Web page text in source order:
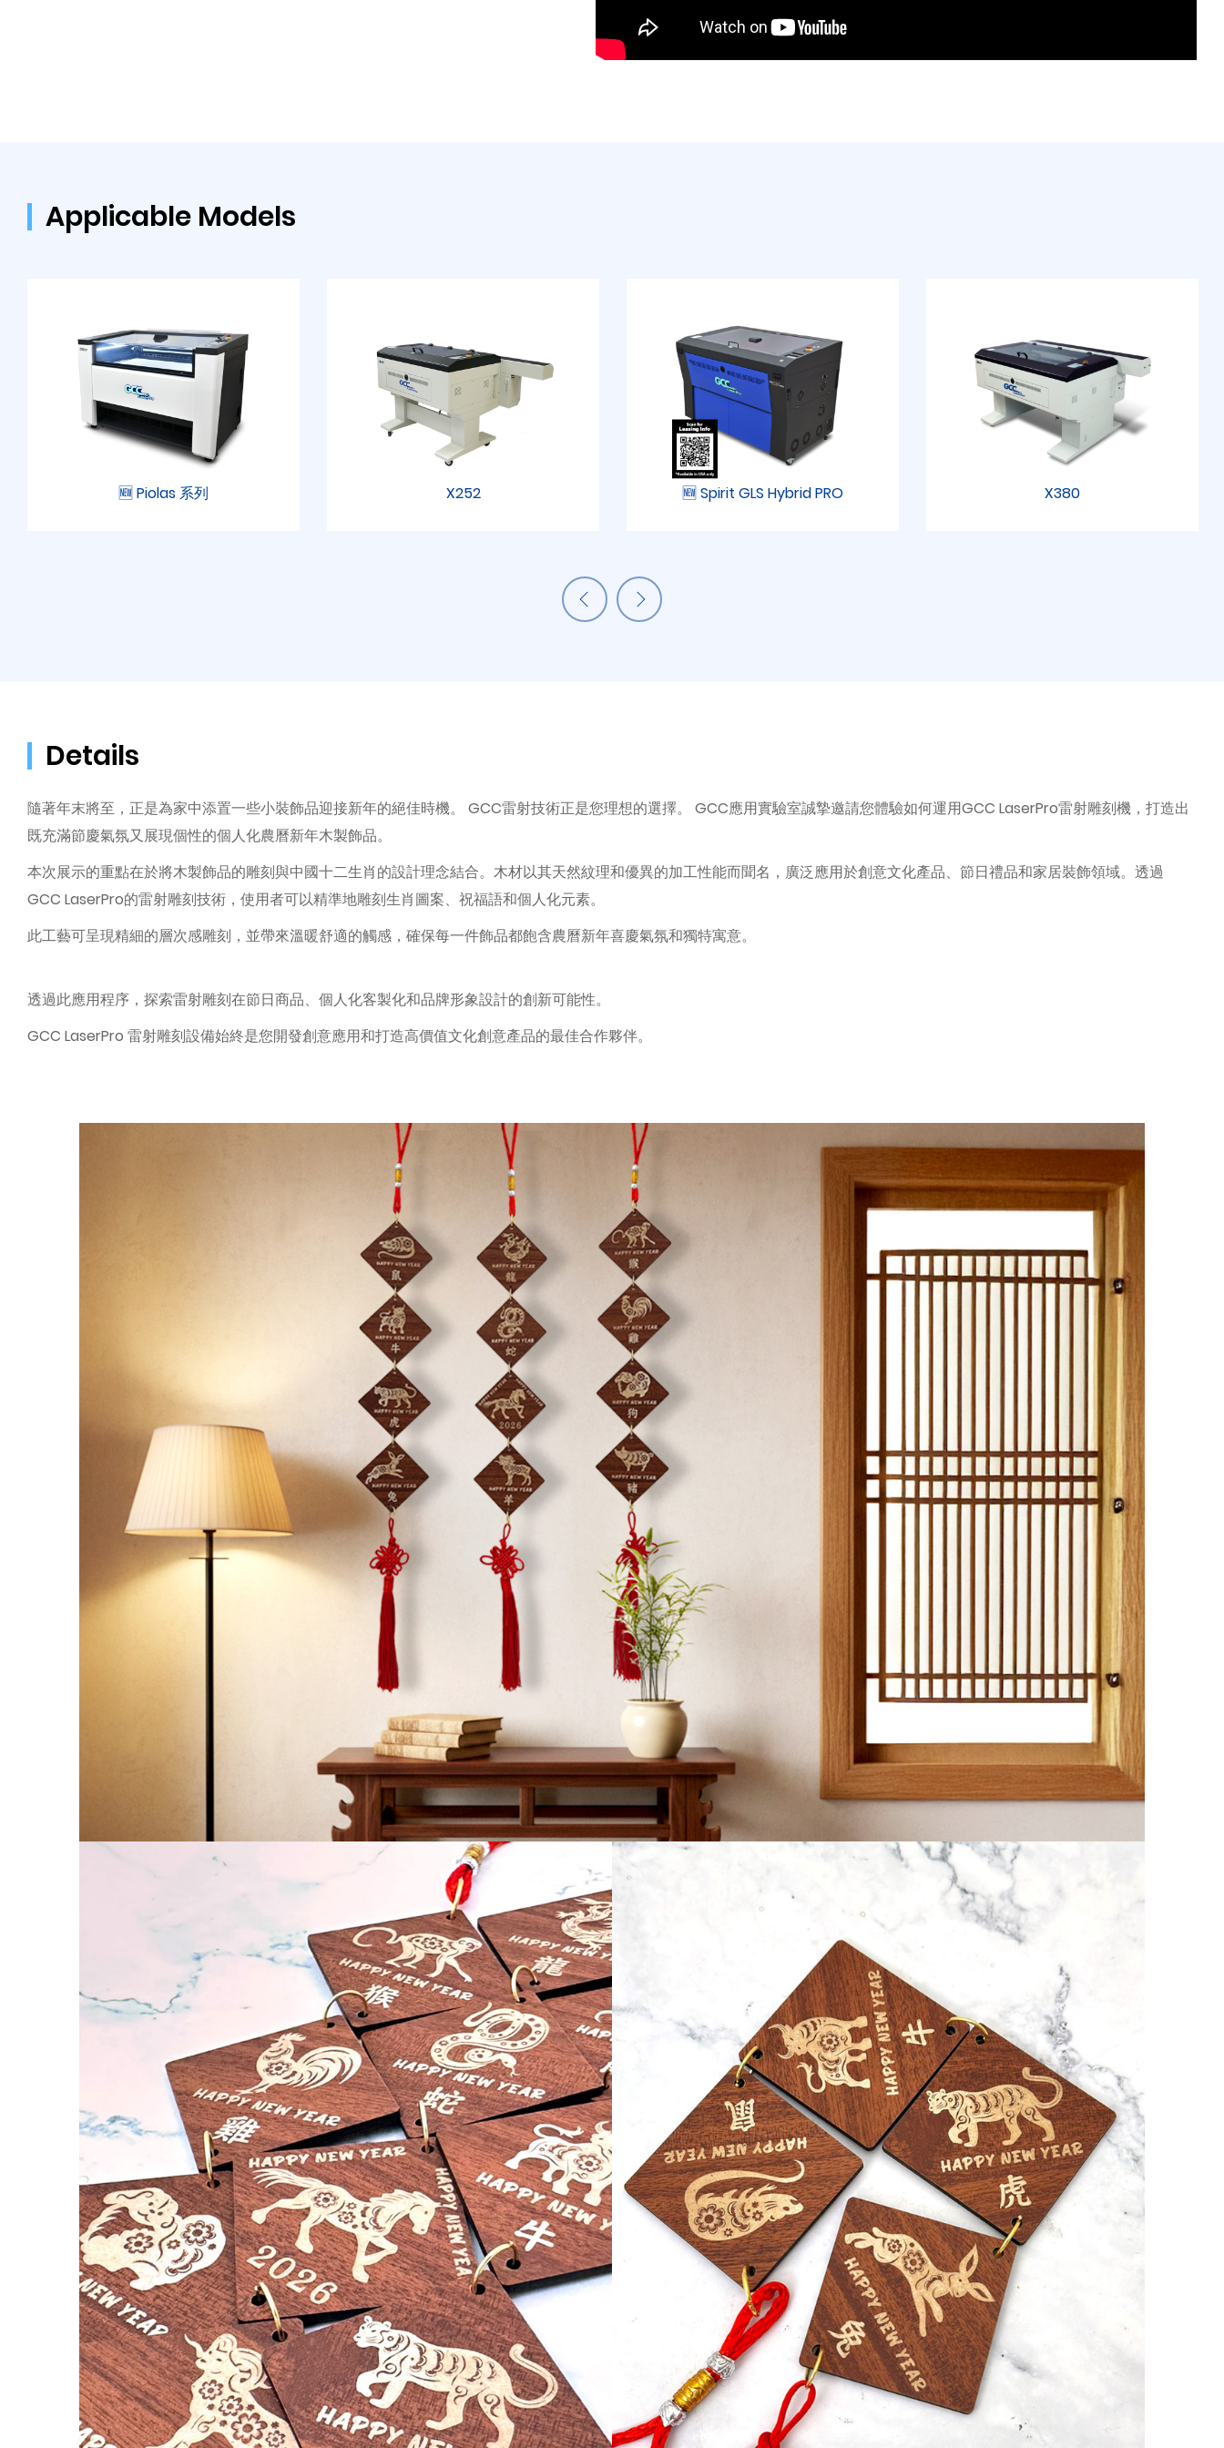
Applicable Models
🆕 Piolas 系列 X252 🆕 Spirit GLS Hybrid PRO X380
Details
隨著年末將至，正是為家中添置一些小裝飾品迎接新年的絕佳時機。 GCC雷射技術正是您理想的選​​擇。 GCC應用實驗室誠摯邀請您體驗如何運用GCC LaserPro雷射雕刻機，打造出
既充滿節慶氣氛又展現個性的個人化農曆新年木製飾品。
本次展示的重點在於將木製飾品的雕刻與中國十二生肖的設計理念結合。木材以其天然紋理和優異的加工性能而聞名，廣泛應用於創意文化產品、節日禮品和家居裝飾領域。透過
GCC LaserPro的雷射雕刻技術，使用者可以精準地雕刻生肖圖案、祝福語和個人化元素。
此工藝可呈現精細的層次感雕刻，並帶來溫暖舒適的觸感，確保每一件飾品都飽含農曆新年喜慶氣氛和獨特寓意。
透過此應用程序，探索雷射雕刻在節日商品、個人化客製化和品牌形象設計的創新可能性。
GCC LaserPro 雷射雕刻設備始終是您開發創意應用和打造高價值文化創意產品的最佳合作夥伴。